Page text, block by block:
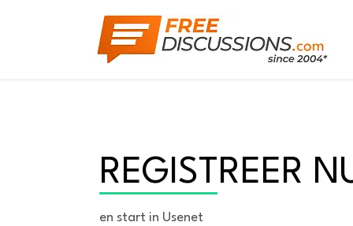
REGISTREER
en start in Usenet